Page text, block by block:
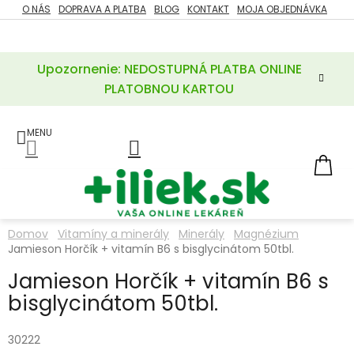
Prejsť
na
Upozornenie: NEDOSTUPNÁ PLATBA ONLINE
PLATOBNOU KARTOU
O NÁS DOPRAVA A PLATBA BLOG KONTAKT MOJA OBJEDNÁVKA
ZĽAVY
POTREBY
A
LIEKY
VITAMÍNY
MINERÁLY
KOZMETIKA
Domov Vitamíny a minerály Minerály
Magnézium
Jamieson Horčík + vitamín B6 s bisglycinátom 50tbl.
Jamieson Horčík + vitamín B6 s
bisglycinátom 50tbl.
30222